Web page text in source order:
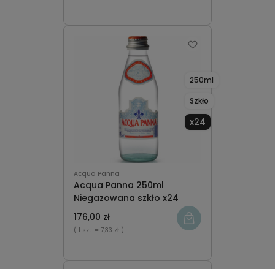
Acqua Panna
Acqua Panna 250ml
Niegazowana szkło x24
250ml
Szkło
x24
176,00 zł
( 1 szt. = 7,33 zł )